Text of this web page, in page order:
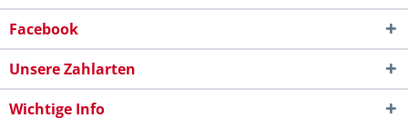
Facebook
Unsere Zahlarten
Wichtige Info